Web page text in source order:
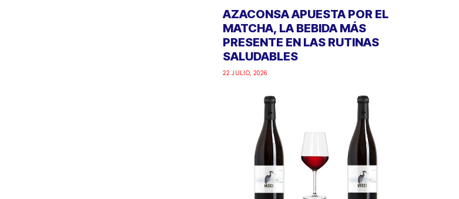
AZACONSA APUESTA POR EL
MATCHA, LA BEBIDA MÁS
PRESENTE EN LAS RUTINAS
SALUDABLES
22 JULIO, 2026